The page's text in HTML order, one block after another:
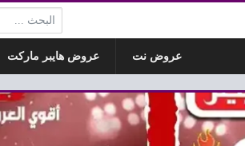
البحث:
عروض نت عروض هايبر ماركت